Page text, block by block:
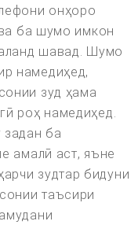
онҳоро
ба шумо имкон
шавад. Шумо
намедиҳед,
зуд ҳама
роҳ намедиҳед.
задан ба
амалӣ аст, яъне
зудтар бидуни
таъсири